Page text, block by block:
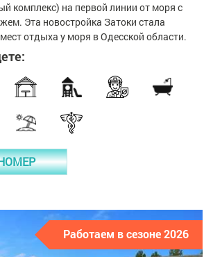
комплекс) на первой линии от моря с
Эта новостройка Затоки стала
отдыха у моря в Одесской области.
Работаем в сезоне 2026